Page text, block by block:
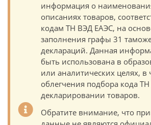
информация о
описаниях товаров,
кодам ТН ВЭД ЕАЭС, на
заполнения графы 31
деклараций. Данная
быть использована в
или аналитических целях, в
облегчения подбора кода
декларировании товаров.
Обратите внимание, что